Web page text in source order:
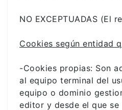
NO EXCEPTUADAS (El
Cookies según entidad
-Cookies propias: Son
al equipo terminal del
equipo o dominio
editor y desde el que